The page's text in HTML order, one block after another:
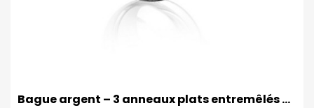
Bague argent – 3 anneaux plats entremêlés bombés